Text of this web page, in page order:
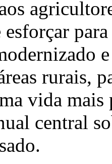
esforçar
rurais,
vida
central